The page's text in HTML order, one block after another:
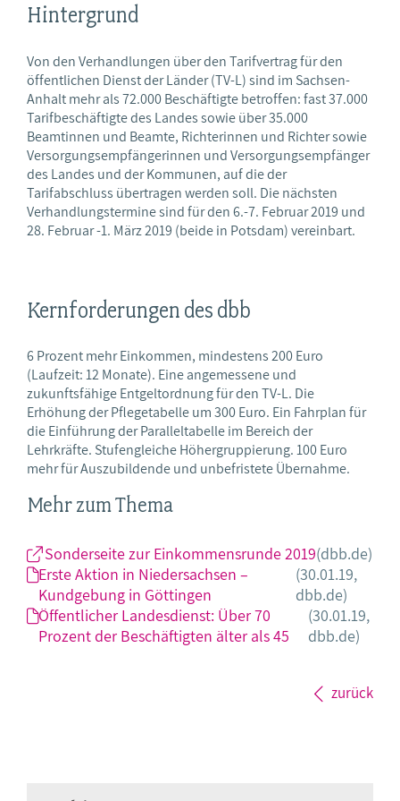
Hintergrund
Von den Verhandlungen über den Tarifvertrag für den
öffentlichen Dienst der Länder (TV-L) sind im Sachsen-
Anhalt mehr als 72.000 Beschäftigte betroffen: fast 37.000
Tarifbeschäftigte des Landes sowie über 35.000
Beamtinnen und Beamte, Richterinnen und Richter sowie
Versorgungsempfängerinnen und Versorgungsempfänger
des Landes und der Kommunen, auf die der
Tarifabschluss übertragen werden soll. Die nächsten
Verhandlungstermine sind für den 6.-7. Februar 2019 und
28. Februar -1. März 2019 (beide in Potsdam) vereinbart.
Kernforderungen des dbb
6 Prozent mehr Einkommen, mindestens 200 Euro
(Laufzeit: 12 Monate). Eine angemessene und
zukunftsfähige Entgeltordnung für den TV-L. Die
Erhöhung der Pflegetabelle um 300 Euro. Ein Fahrplan für
die Einführung der Paralleltabelle im Bereich der
Lehrkräfte. Stufengleiche Höhergruppierung. 100 Euro
mehr für Auszubildende und unbefristete Übernahme.
Mehr zum Thema
Sonderseite zur Einkommensrunde 2019(dbb.de)
Erste Aktion in Niedersachsen –
Kundgebung in Göttingen
(30.01.19,
dbb.de)
Öffentlicher Landesdienst: Über 70
Prozent der Beschäftigten älter als 45
(30.01.19,
dbb.de)
zurück